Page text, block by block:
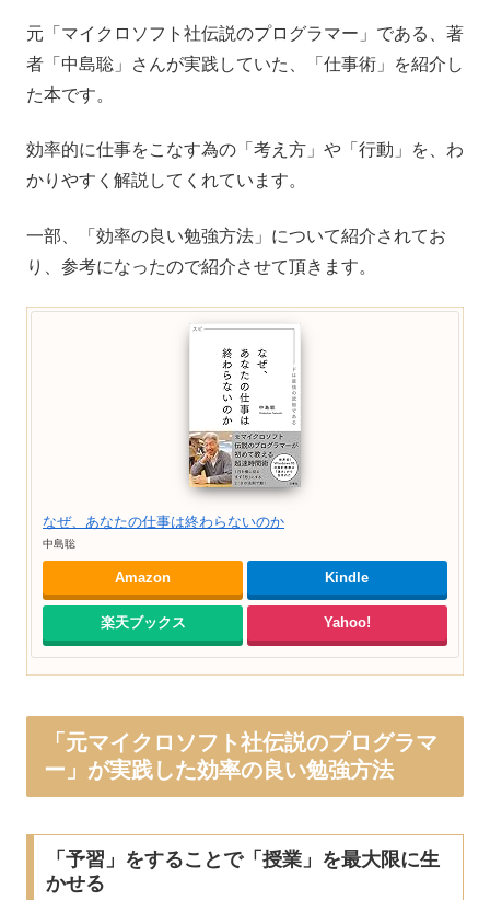
元「マイクロソフト社伝説のプログラマー」である、著
者「中島聡」さんが実践していた、「仕事術」を紹介し
た本です。
効率的に仕事をこなす為の「考え方」や「行動」を、わ
かりやすく解説してくれています。
一部、「効率の良い勉強方法」について紹介されてお
り、参考になったので紹介させて頂きます。
なぜ、あなたの仕事は終わらないのか
中島聡
Amazon Kindle
楽天ブックス Yahoo!
「元マイクロソフト社伝説のプログラマ
ー」が実践した効率の良い勉強方法
「予習」をすることで「授業」を最大限に生
かせる